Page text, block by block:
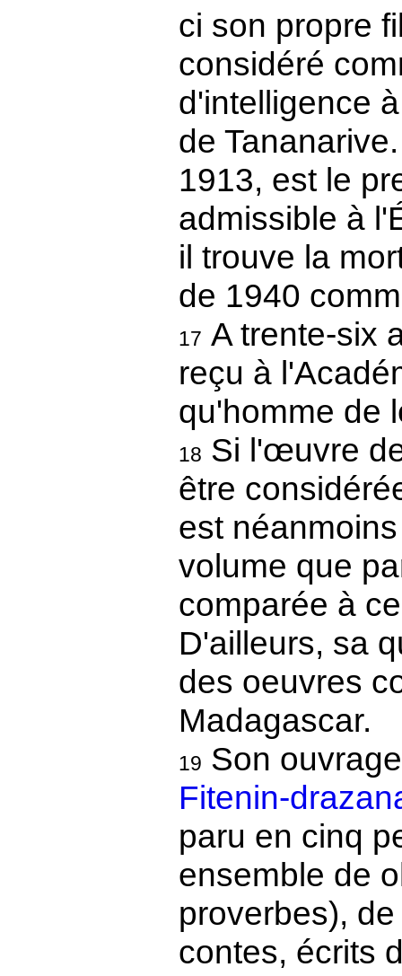
ci son propre
considéré
d'intelligence
de
1913, est le
admissible à
il trouve la
de 1940
17 A trente-six
reçu à
qu'homme de
18 Si l'œuvre
être
est
volume que
comparée à
D'ailleurs, sa
des oeuvres
Madagascar.
19 Son
Fitenin-
paru en cinq
ensemble de
proverbes),
contes, écrits